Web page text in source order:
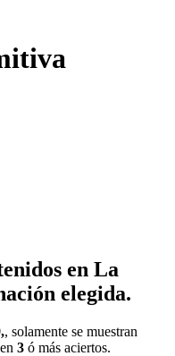
en La
elegida.
, solamente se muestran
3 ó más aciertos.